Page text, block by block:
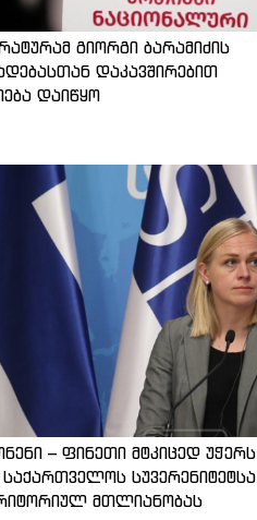
გიორგი ბარამიძის
დაკავშირებით
დაიწყო
– ფინეთი მტკიცედ უჭერს
სუვერენიტეტსა
მთლიანობას